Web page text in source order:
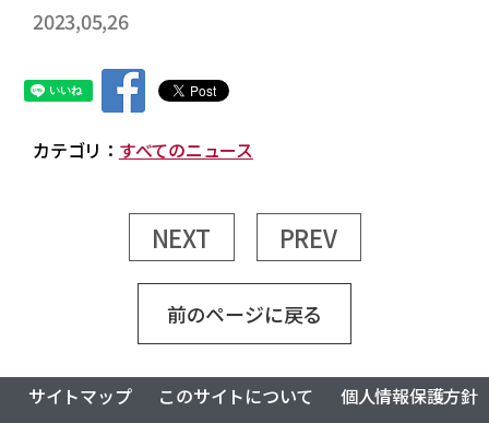
2023,05,26
カテゴリ： すべてのニュース
NEXT PREV
前のページに戻る
サイトマップ このサイトについて 個人情報保護方針